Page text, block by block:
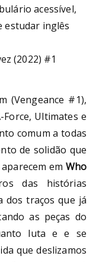
acessível,
estudar inglês
(2022) #1
(Vengeance #1),
Force, Ultimates e
comum a todas
de solidão que
em Who
das histórias
dos traços que já
as peças do
luta e e se
que deslizamos